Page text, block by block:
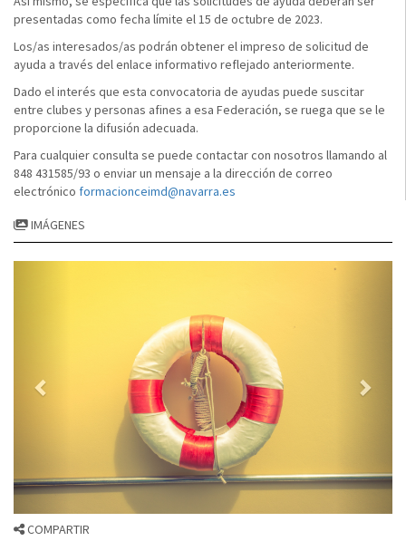
presentadas como fecha límite el 15 de octubre de 2023.
Los/as interesados/as podrán obtener el impreso de solicitud de
ayuda a través del enlace informativo reflejado anteriormente.
Dado el interés que esta convocatoria de ayudas puede suscitar
entre clubes y personas afines a esa Federación, se ruega que se le
proporcione la difusión adecuada.
Para cualquier consulta se puede contactar con nosotros llamando al
848 431585/93 o enviar un mensaje a la dirección de correo
electrónico formacionceimd@navarra.es
IMÁGENES
COMPARTIR